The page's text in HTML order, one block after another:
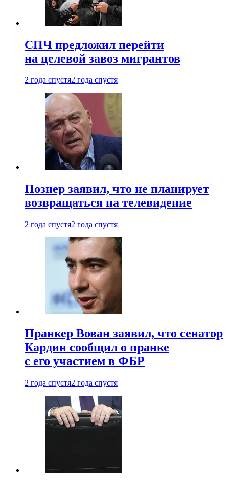
СПЧ предложил перейти
на целевой завоз мигрантов
2 года спустя2 года спустя
Познер заявил, что не планирует
возвращаться на телевидение
2 года спустя2 года спустя
Пранкер Вован заявил, что сенатор
Кардин сообщил о пранке
с его участием в ФБР
2 года спустя2 года спустя